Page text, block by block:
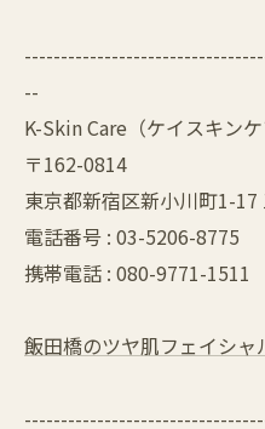
--
K-Skin Care（ケイスキンケ
〒162-0814
東京都新宿区新小川町1-17
電話番号 : 03-5206-8775
携帯電話 : 080-9771-1511
飯田橋のツヤ肌フェイシャ